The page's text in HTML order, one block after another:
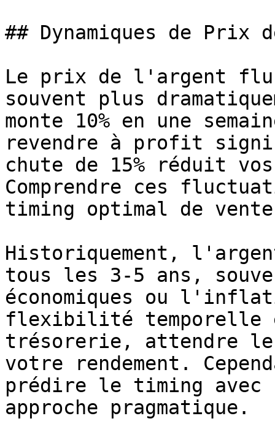
## Dynamiques de Prix
Le prix de l'argent
souvent plus
monte 10% en une
revendre à profit
chute de 15% réduit
Comprendre ces
timing optimal de
Historiquement,
tous les 3-5 ans,
économiques ou
flexibilité temporelle
trésorerie, attendre
votre rendement.
prédire le timing avec
approche pragmatique.